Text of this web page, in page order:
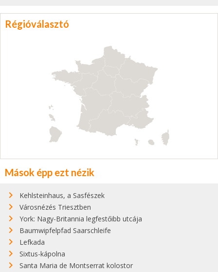
Régióválasztó
Mások épp ezt nézik
Kehlsteinhaus, a Sasfészek
Városnézés Triesztben
York: Nagy-Britannia legfestőibb utcája
Baumwipfelpfad Saarschleife
Lefkada
Sixtus-kápolna
Santa Maria de Montserrat kolostor